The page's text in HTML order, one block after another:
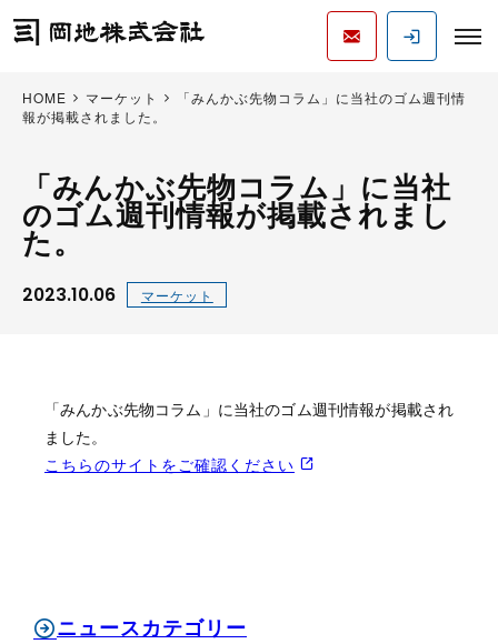
HOME マーケット
「みんかぶ先物コラム」に当社のゴム週刊情
報が掲載されました。
「みんかぶ先物コラム」に当社
のゴム週刊情報が掲載されまし
た。
2023.10.06 マーケット
「みんかぶ先物コラム」に当社のゴム週刊情報が掲載され
ました。
こちらのサイトをご確認ください
ニュースカテゴリー